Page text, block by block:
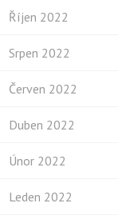
Říjen 2022
Srpen 2022
Červen 2022
Duben 2022
Únor 2022
Leden 2022